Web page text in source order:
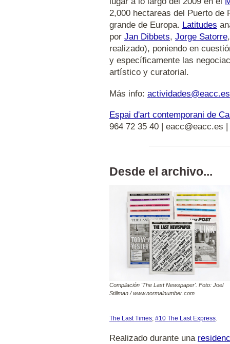
2,000 hectareas del Puerto de
grande de Europa. Latitudes
por Jan Dibbets, Jorge Satorre
realizado), poniendo en
y específicamente las
artístico y curatorial.
Más info: actividades@eacc.es
Espai d'art contemporani de
964 72 35 40 | eacc@eacc.es |
Desde el archivo...
Compilación 'The Last Newspaper'. Foto: Joel
Stillman / www.normalnumber.com
The Last Times; #10 The Last Express
Realizado durante una